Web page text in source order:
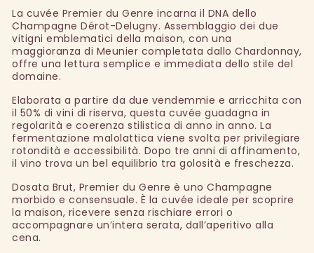
La cuvée Premier du Genre incarna il DNA dello
Champagne Dérot-Delugny. Assemblaggio dei due
vitigni emblematici della maison, con una
maggioranza di Meunier completata dallo Chardonnay,
offre una lettura semplice e immediata dello stile del
domaine.
Elaborata a partire da due vendemmie e arricchita con
il 50% di vini di riserva, questa cuvée guadagna in
regolarità e coerenza stilistica di anno in anno. La
fermentazione malolattica viene svolta per privilegiare
rotondità e accessibilità. Dopo tre anni di affinamento,
il vino trova un bel equilibrio tra golosità e freschezza.
Dosata Brut, Premier du Genre è uno Champagne
morbido e consensuale. È la cuvée ideale per scoprire
la maison, ricevere senza rischiare errori o
accompagnare un’intera serata, dall’aperitivo alla
cena.